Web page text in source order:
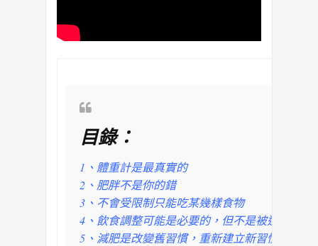
目錄：
1、體重計是最真實的
2、肥胖不是你的錯
3、不會受限制只能吃某幾樣食物
4、飲食調整可能是必要的，但不是被迫的，而
5、減肥是改變舊習慣，重新建立新習慣的過程